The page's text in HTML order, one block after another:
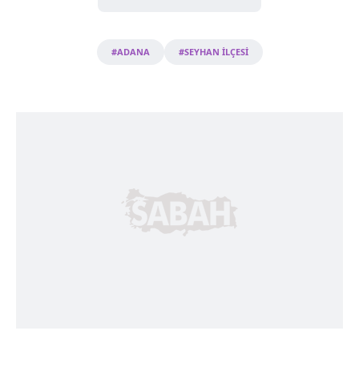
6698 sayılı Kişisel Verilerin Korunması Kanunu uyarınca
#ADANA #SEYHAN İLÇESİ